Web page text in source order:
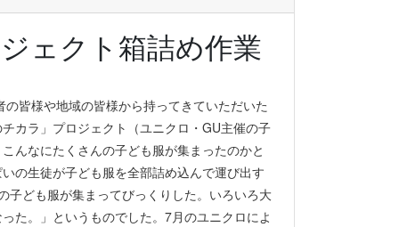
ェクト箱詰め作業
皆様や地域の皆様から持ってきていただいた
カラ」プロジェクト（ユニクロ・GU主催の子
んなにたくさんの子ども服が集まったのかと
の生徒が子ども服を全部詰め込んで運び出す
子ども服が集まってびっくりした。いろいろ大
た。」というものでした。7月のユニクロによ